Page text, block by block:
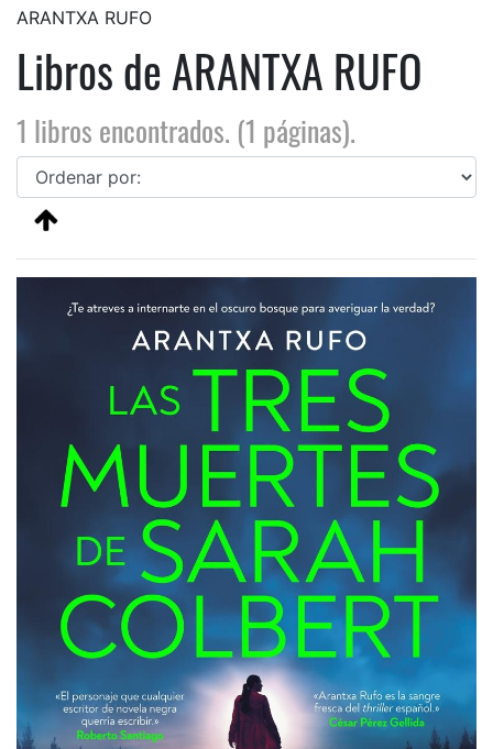
ARANTXA RUFO
Libros de ARANTXA RUFO
1 libros encontrados. (1 páginas).